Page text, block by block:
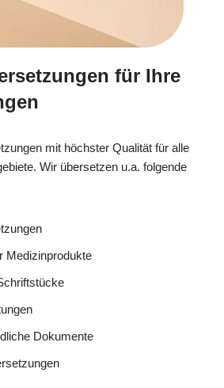
für Ihre
mit höchster Qualität für alle
Wir übersetzen u.a. folgende
Medizinprodukte
Dokumente